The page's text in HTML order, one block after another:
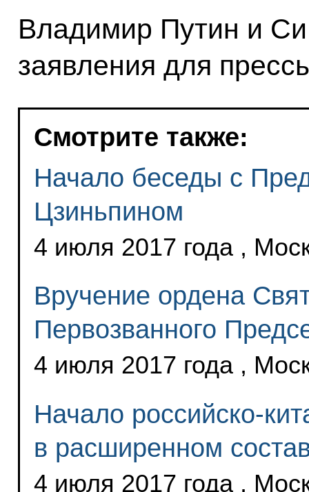
Владимир Путин и
заявления для
Смотрите также:
Начало беседы с
Цзиньпином
4 июля 2017 года ,
Вручение ордена
Первозванного
4 июля 2017 года ,
Начало российско-
в расширенном
4 июля 2017 года ,